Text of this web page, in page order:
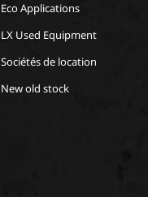
Eco Applications
LX Used Equipment
Sociétés de location
New old stock